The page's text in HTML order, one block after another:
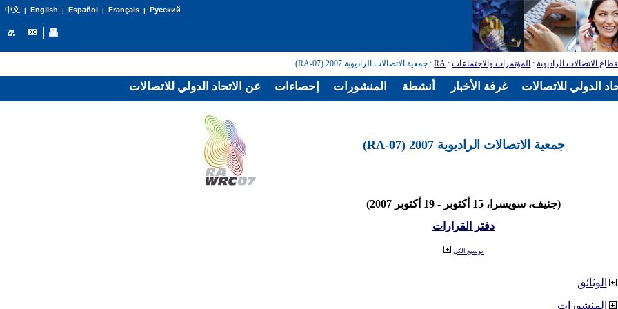
中文| English | Español | Français| Русский
قطاع الاتصالات الراديوية: المؤتمرات والاجتماعات:
RA: جمعية الاتصالات الراديوية 2007 (RA-07)
جمعية الاتصالات الراديوية 2007 (RA-07)
(جنيف، سويسرا، 15 أكتوبر - 19 أكتوبر 2007)
دفتر القرارات
توسيع الكل
الوثائق
المنشورات
عن الاتحاد الدولي للاتصالات إحصاءات المنشورات أنشطة غرفة الأخبار الدولي للاتصالات